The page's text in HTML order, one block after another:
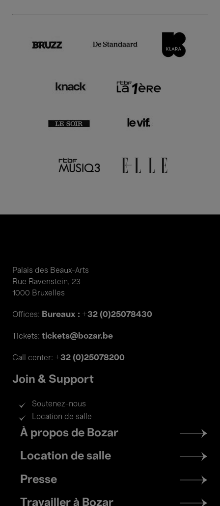
Palais des Beaux-Arts
Rue Ravenstein, 23
1000 Bruxelles
Offices: Bureaux : +32 (0)25078430
Tickets: tickets@bozar.be
Call center: +32 (0)25078200
Join & Support
Soutenez-nous
Location de salle
Footer
menu
À propos de Bozar
Location de salle
Presse
Travailler à Bozar